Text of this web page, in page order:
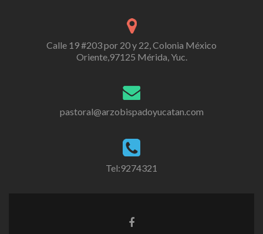
Calle 19 #203 por 20 y 22, Colonia México
Oriente,97125 Mérida, Yuc.
pastoral@arzobispadoyucatan.com
Tel:9274321